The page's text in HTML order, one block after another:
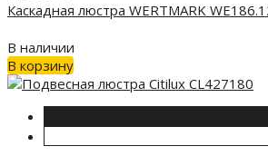
Каскадная люстра WERTMARK
В наличии
В корзину